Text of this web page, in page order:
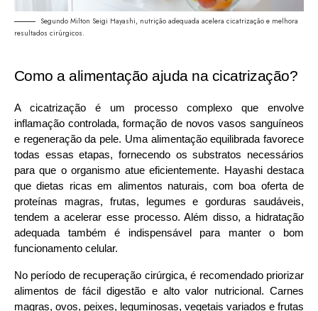
Segundo Milton Seigi Hayashi, nutrição adequada acelera cicatrização e melhora
resultados cirúrgicos.
Como a alimentação ajuda na cicatrização?
A cicatrização é um processo complexo que envolve
inflamação controlada, formação de novos vasos sanguíneos
e regeneração da pele. Uma alimentação equilibrada favorece
todas essas etapas, fornecendo os substratos necessários
para que o organismo atue eficientemente. Hayashi destaca
que dietas ricas em alimentos naturais, com boa oferta de
proteínas magras, frutas, legumes e gorduras saudáveis,
tendem a acelerar esse processo. Além disso, a hidratação
adequada também é indispensável para manter o bom
funcionamento celular.
No período de recuperação cirúrgica, é recomendado priorizar
alimentos de fácil digestão e alto valor nutricional. Carnes
magras, ovos, peixes, leguminosas, vegetais variados e frutas